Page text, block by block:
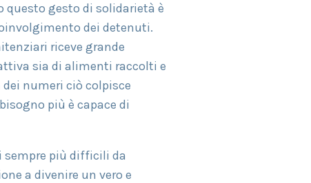
questo gesto di solidarietà è
dei detenuti.
riceve grande
sia di alimenti raccolti e
numeri ciò colpisce
più è capace di
sempre più difficili da
a divenire un vero e